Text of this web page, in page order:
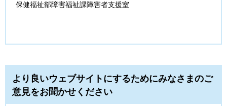
保健福祉部障害福祉課障害者支援室
より良いウェブサイトにするためにみなさまのご
意見をお聞かせください